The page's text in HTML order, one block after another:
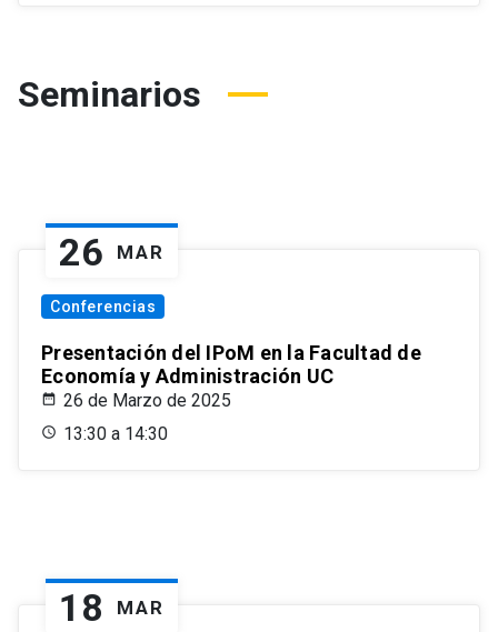
Seminarios
26 MAR
Conferencias
Presentación del IPoM en la Facultad de
Economía y Administración UC
26 de Marzo de 2025
13:30 a 14:30
18 MAR